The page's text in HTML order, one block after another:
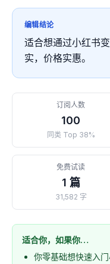
编辑结论
适合想通过小红书
实，价格实惠。
订阅人数
100
同类 Top 38%
免费试读
1 篇
31,582 字
适合你，如果你…
你零基础想快速入